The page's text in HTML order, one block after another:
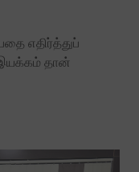
எதிர்த்துப்‌
இயக்கம்‌ தான்‌